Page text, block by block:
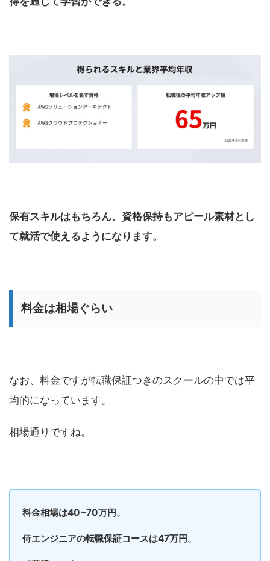
保有スキルはもちろん、資格保持もアピール素材とし
て就活で使えるようになります。
料金は相場ぐらい
なお、料金ですが転職保証つきのスクールの中では平
均的になっています。
相場通りですね。
料金相場は40~70万円。
侍エンジニアの転職保証コースは47万円。